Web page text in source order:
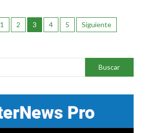
1 2 3 4 5 Siguiente